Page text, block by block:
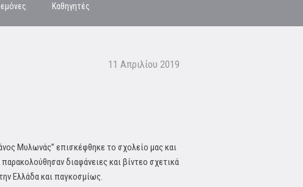
Καθηγητές
11 Απριλίου 2019
Μυλωνάς” επισκέφθηκε το σχολείο μας και
διαφάνειες και βίντεο σχετικά
Ελλάδα και παγκοσμίως.